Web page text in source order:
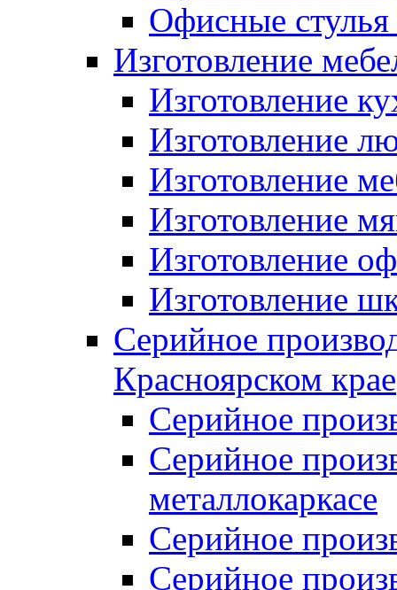
Офисные стулья
Изготовление
Изготовление
Изготовление
Изготовление
Изготовление
Изготовление
Изготовление
Серийное
Красноярском крае
Серийное
Серийное
металлокаркасе
Серийное
Серийное